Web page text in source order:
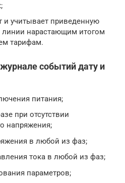
и учитывает приведенную
линии нарастающим итогом
тарифам.
событий дату и
питания;
при отсутствии
напряжения;
в любой из фаз;
тока в любой из фаз;
параметров;